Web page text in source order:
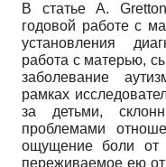
В статье A.
годовой работе с
установления
работа с матерью,
заболевание
рамках
за детьми,
проблемами
ощущение боли от
переживаемое ею